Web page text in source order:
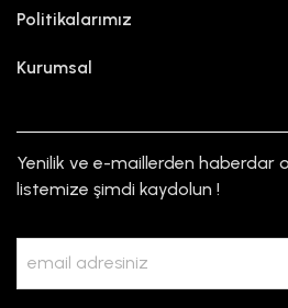
Politikalarımız
Kurumsal
Yenilik ve e-maillerden haberdar
listemize şimdi kaydolun !